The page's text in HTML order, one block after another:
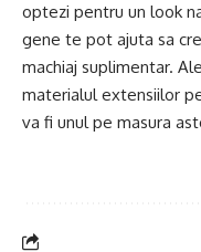
optezi pentru un look
gene te pot ajuta sa
machiaj suplimentar.
materialul extensiilor
va fi unul pe masura